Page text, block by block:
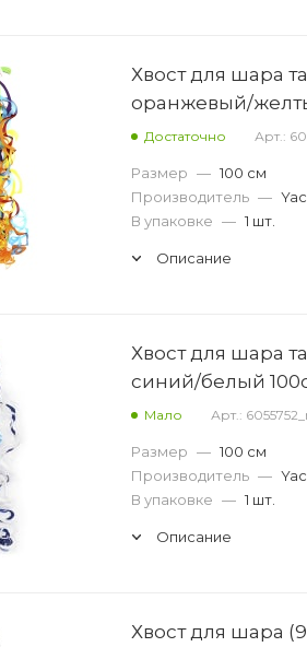
Хвост для шара
оранжевый/
Достаточно Арт.:
Размер — 100 см
Производитель —
В упаковке — 1 шт.
Описание
Хвост для шара
синий/белый
Мало Арт.:
Размер — 100 см
Производитель —
В упаковке — 1 шт.
Описание
Хвост для шара